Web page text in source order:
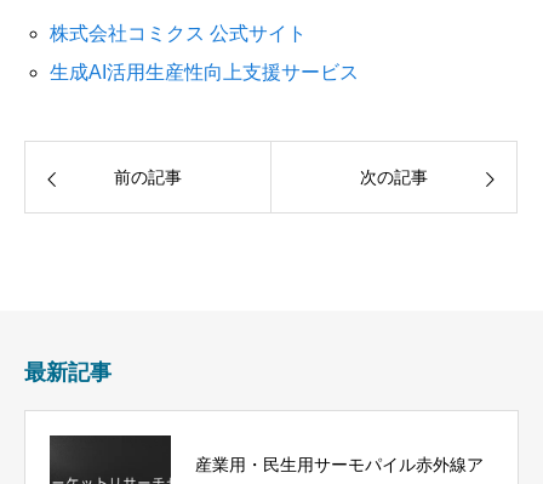
株式会社コミクス 公式サイト
生成AI活用生産性向上支援サービス
前の記事 次の記事
最新記事
産業用・民生用サーモパイル赤外線ア